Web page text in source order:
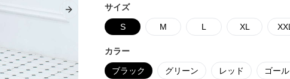
Next slide
サイズ
S M L XL XXL
カラー
ブラック グリーン レッド ゴー